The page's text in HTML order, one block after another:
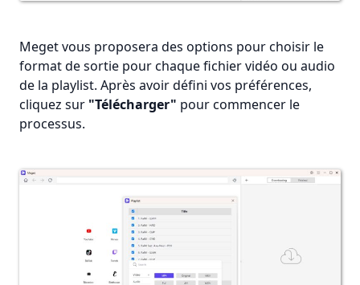
Meget vous proposera des options pour choisir le
format de sortie pour chaque fichier vidéo ou audio
de la playlist. Après avoir défini vos préférences,
cliquez sur "Télécharger" pour commencer le
processus.